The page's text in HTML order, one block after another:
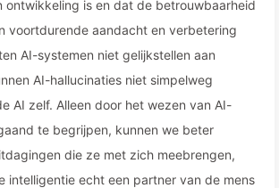
ontwikkeling is en dat de betrouwbaarheid
voortdurende aandacht en verbetering
AI-systemen niet gelijkstellen aan
AI-hallucinaties niet simpelweg
AI zelf. Alleen door het wezen van AI-
te begrijpen, kunnen we beter
die ze met zich meebrengen,
intelligentie echt een partner van de mens